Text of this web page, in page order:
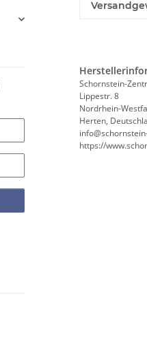
Wert
Schornstein-
Lippestr. 8
Nordrhein-
Herten,
https://